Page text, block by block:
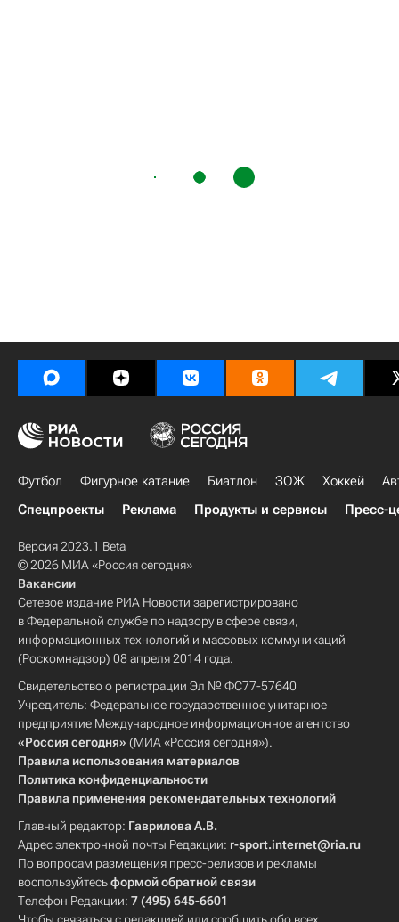
Футбол Фигурное катание Биатлон ЗОЖ Хоккей
Спецпроекты
Реклама Продукты и сервисы Пресс-
Версия 2023.1 Beta
© 2026 МИА «Россия сегодня»
Вакансии
Сетевое издание РИА Новости зарегистрировано
в Федеральной службе по надзору в сфере связи,
информационных технологий и массовых коммуникаций
(Роскомнадзор) 08 апреля 2014 года.
Свидетельство о регистрации Эл № ФС77-57640
Учредитель: Федеральное государственное унитарное
предприятие Международное информационное агентство
«Россия сегодня» (МИА «Россия сегодня»).
Правила использования материалов
Политика конфиденциальности
Правила применения рекомендательных технологий
Главный редактор: Гаврилова А.В.
Адрес электронной почты Редакции: r-sport.internet@ria.ru
По вопросам размещения пресс-релизов и рекламы
воспользуйтесьформой обратной связи
Телефон Редакции: 7 (495) 645-6601